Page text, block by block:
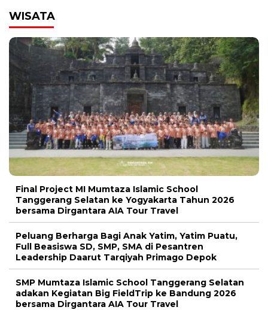
WISATA
Final Project MI Mumtaza Islamic School
Tanggerang Selatan ke Yogyakarta Tahun 2026
bersama Dirgantara AIA Tour Travel
Peluang Berharga Bagi Anak Yatim, Yatim Puatu,
Full Beasiswa SD, SMP, SMA di Pesantren
Leadership Daarut Tarqiyah Primago Depok
SMP Mumtaza Islamic School Tanggerang Selatan
adakan Kegiatan Big FieldTrip ke Bandung 2026
bersama Dirgantara AIA Tour Travel